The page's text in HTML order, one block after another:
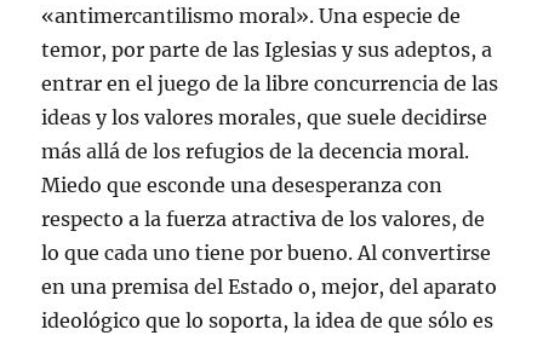
«antimercantilismo moral». Una especie de
temor, por parte de las Iglesias y sus adeptos, a
entrar en el juego de la libre concurrencia de las
ideas y los valores morales, que suele decidirse
más allá de los refugios de la decencia moral.
Miedo que esconde una desesperanza con
respecto a la fuerza atractiva de los valores, de
lo que cada uno tiene por bueno. Al convertirse
en una premisa del Estado o, mejor, del aparato
ideológico que lo soporta, la idea de que sólo es